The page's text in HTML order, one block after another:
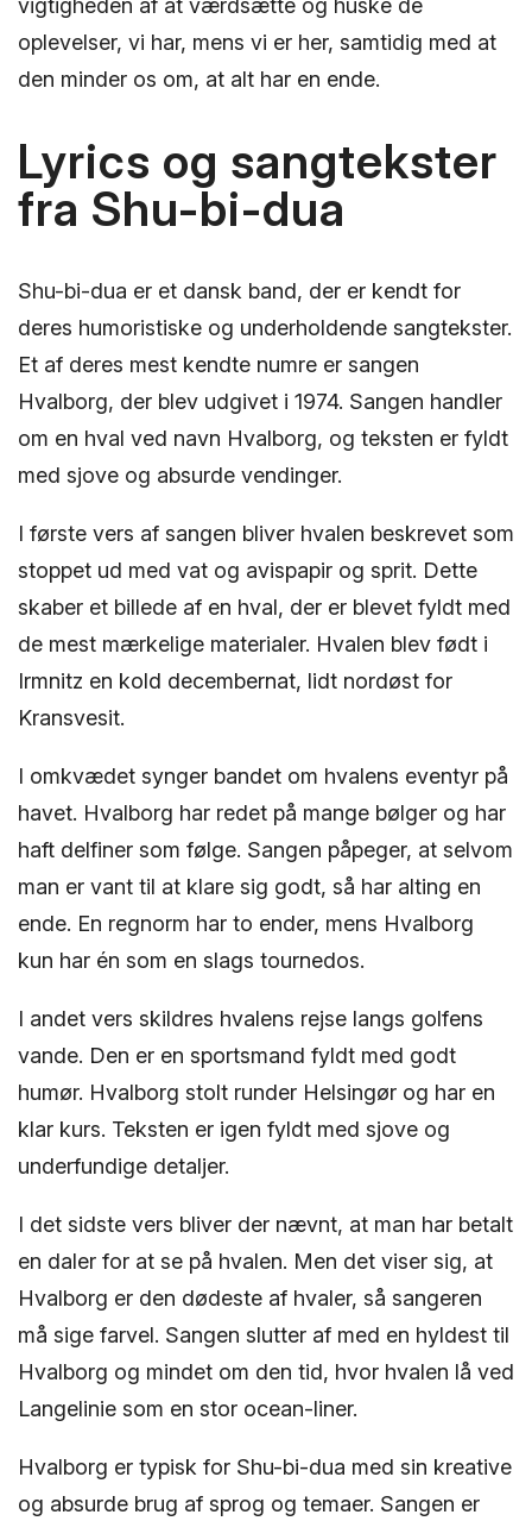
vigtigheden af at værdsætte og huske de
oplevelser, vi har, mens vi er her, samtidig med at
den minder os om, at alt har en ende.
Lyrics og sangtekster
fra Shu-bi-dua
Shu-bi-dua er et dansk band, der er kendt for
deres humoristiske og underholdende sangtekster.
Et af deres mest kendte numre er sangen
Hvalborg, der blev udgivet i 1974. Sangen handler
om en hval ved navn Hvalborg, og teksten er fyldt
med sjove og absurde vendinger.
I første vers af sangen bliver hvalen beskrevet som
stoppet ud med vat og avispapir og sprit. Dette
skaber et billede af en hval, der er blevet fyldt med
de mest mærkelige materialer. Hvalen blev født i
Irmnitz en kold decembernat, lidt nordøst for
Kransvesit.
I omkvædet synger bandet om hvalens eventyr på
havet. Hvalborg har redet på mange bølger og har
haft delfiner som følge. Sangen påpeger, at selvom
man er vant til at klare sig godt, så har alting en
ende. En regnorm har to ender, mens Hvalborg
kun har én som en slags tournedos.
I andet vers skildres hvalens rejse langs golfens
vande. Den er en sportsmand fyldt med godt
humør. Hvalborg stolt runder Helsingør og har en
klar kurs. Teksten er igen fyldt med sjove og
underfundige detaljer.
I det sidste vers bliver der nævnt, at man har betalt
en daler for at se på hvalen. Men det viser sig, at
Hvalborg er den dødeste af hvaler, så sangeren
må sige farvel. Sangen slutter af med en hyldest til
Hvalborg og mindet om den tid, hvor hvalen lå ved
Langelinie som en stor ocean-liner.
Hvalborg er typisk for Shu-bi-dua med sin kreative
og absurde brug af sprog og temaer. Sangen er